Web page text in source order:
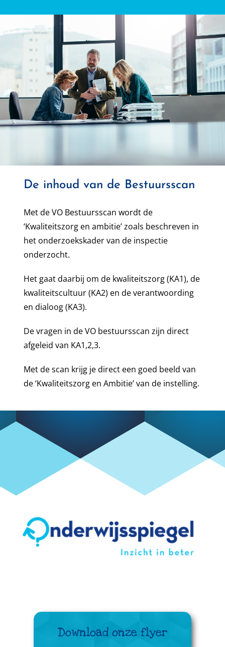
De inhoud van de Bestuursscan
Met de VO Bestuursscan wordt de
‘Kwaliteitszorg en ambitie’ zoals beschreven in
het onderzoekskader van de inspectie
onderzocht.
Het gaat daarbij om de kwaliteitszorg (KA1), de
kwaliteitscultuur (KA2) en de verantwoording
en dialoog (KA3).
De vragen in de VO bestuursscan zijn direct
afgeleid van KA1,2,3.
Met de scan krijg je direct een goed beeld van
de ‘Kwaliteitszorg en Ambitie’ van de instelling.
Download onze flyer